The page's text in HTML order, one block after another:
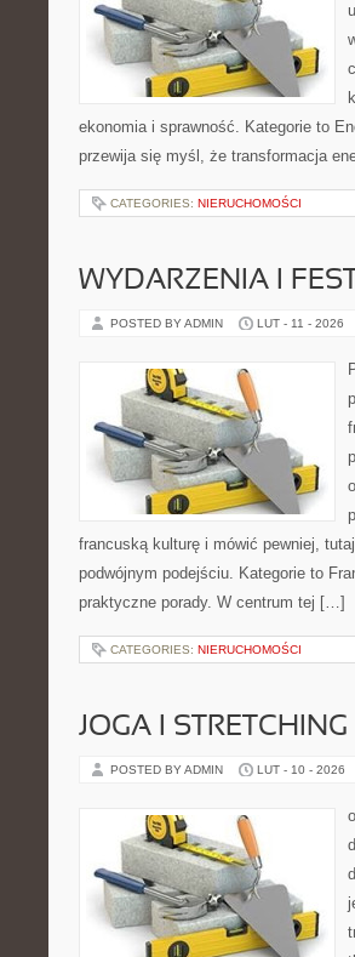
ekonomia i sprawność. Kategorie to
przewija się myśl, że transformacja
CATEGORIES: NIERUCHOMOŚCI
WYDARZENIA I
POSTED BY ADMIN LUT - 11 - 2026
francuską kulturę i mówić pewniej,
podwójnym podejściu. Kategorie to
praktyczne porady. W centrum tej […]
CATEGORIES: NIERUCHOMOŚCI
JOGA I STRETCHING
POSTED BY ADMIN LUT - 10 - 2026